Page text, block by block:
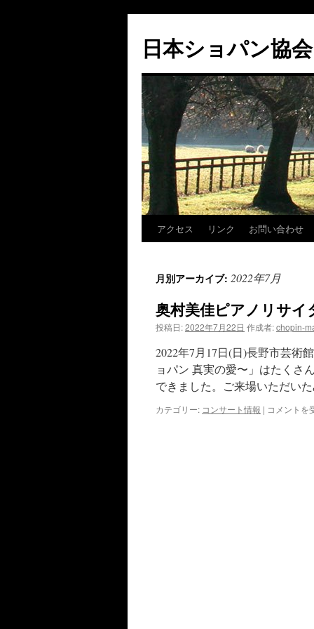
テ
ン
ス
キ
ッ
プ
日本ショパン協
アクセス リンク お問い合わせ
月別アーカイブ: 2022年7月
奥村美佳ピアノリサ
投稿日:2022年7月22日 作成者:chopin-
2022年7月17日(日)長野市芸術
ョパン 真実の愛〜」はたくさ
できました。ご来場いただい
カテゴリー: コンサート情報 | 奥
コメントを